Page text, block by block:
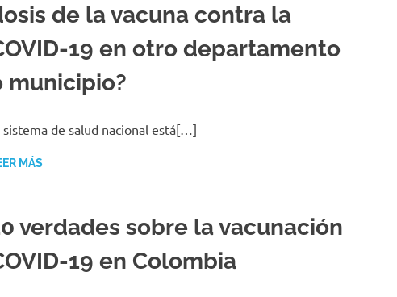
de la vacuna contra la
19 en otro departamento
municipio?
sistema de salud nacional está[…]
MÁS
verdades sobre la vacunación
19 en Colombia